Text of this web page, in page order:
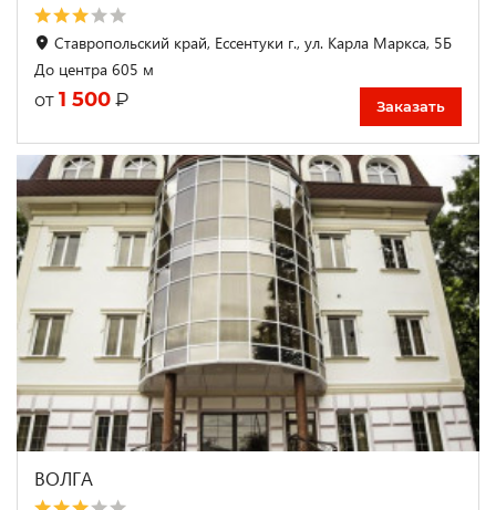
Ставропольский край, Ессентуки г., ул. Карла Маркса, 5Б
До центра 605 м
от 1 500 ₽ Заказать
ВОЛГА